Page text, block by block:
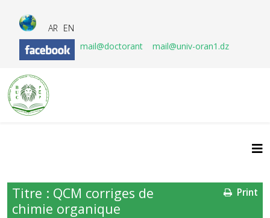
AR EN
mail@doctorant
mail@univ-oran1.dz
Print
Titre : QCM corriges de
chimie organique